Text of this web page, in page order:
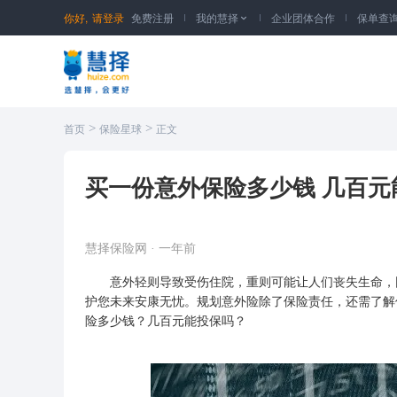
你好, 请登录 免费注册 我的慧择  企业团体合作 保单查
首页 > 保险星球 > 正文
买一份意外保险多少钱 几百
慧择保险网 · 一年前
意外轻则导致受伤住院，重则可能让人们丧失生命，
护您未来安康无忧。规划意外险除了保险责任，还需了
险多少钱？几百元能投保吗？